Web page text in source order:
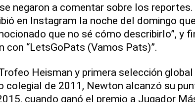
negaron a comentar sobre los reportes.
en Instagram la noche del domingo que
que no sé cómo describirlo”, y
con “LetsGoPats (Vamos Pats)”.
Heisman y primera selección global
colegial de 2011, Newton alcanzó su
cuando ganó el premio a Jugador